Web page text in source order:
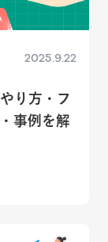
2025.9.22
り方・フ
事例を解